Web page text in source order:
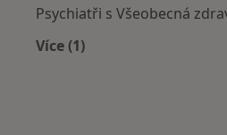
Psychiatři s Všeobecná
Více (1)